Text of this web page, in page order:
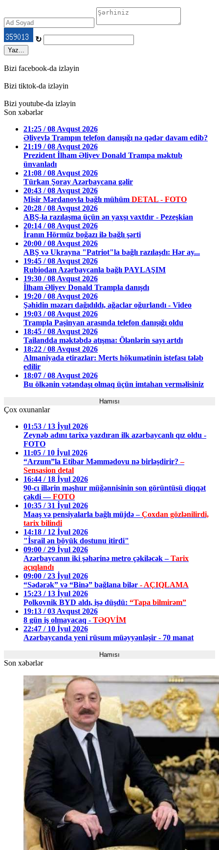
↻
Yaz...
Bizi facebook-da izləyin
Bizi tiktok-da izləyin
Bizi youtube-da izləyin
Son xəbərlər
21:25 / 08 Avqust 2026
Əliyevlə Trampın telefon danışığı nə qədər davam edib?
21:19 / 08 Avqust 2026
Prezident İlham Əliyev Donald Trampa məktub
ünvanladı
21:08 / 08 Avqust 2026
Türkan Şoray Azərbaycana gəlir
20:43 / 08 Avqust 2026
Misir Mərdanovla bağlı mühüm DETAL - FOTO
20:28 / 08 Avqust 2026
ABŞ-la razılaşma üçün ən yaxşı vaxtdır - Pezeşkian
20:14 / 08 Avqust 2026
İranın Hörmüz boğazı ilə bağlı şərti
20:00 / 08 Avqust 2026
ABŞ və Ukrayna "Patriot"la bağlı razılaşdı: Hər ay...
19:45 / 08 Avqust 2026
Rubiodan Azərbaycanla bağlı PAYLAŞIM
19:30 / 08 Avqust 2026
İlham Əliyev Donald Trampla danışdı
19:20 / 08 Avqust 2026
Şəhidin məzarı dağıdıldı, ağaclar oğurlandı - Video
19:03 / 08 Avqust 2026
Trampla Paşinyan arasında telefon danışığı oldu
18:45 / 08 Avqust 2026
Tailandda məktəbdə atışma: Ölənlərin sayı artdı
18:22 / 08 Avqust 2026
Almaniyada etirazlar: Merts hökumətinin istefası tələb
edilir
18:07 / 08 Avqust 2026
Bu ölkənin vətəndaşı olmaq üçün imtahan verməlisiniz
Hamısı
Çox oxunanlar
01:53 / 13 İyul 2026
Zeynəb adını tarixə yazdıran ilk azərbaycanlı qız oldu -
FOTO
11:05 / 10 İyul 2026
“Arzum”la Etibar Məmmədovu nə birləşdirir?–
Sensasion detal
16:44 / 18 İyul 2026
90-cı illərin məşhur müğənnisinin son görüntüsü diqqət
çəkdi —FOTO
10:35 / 31 İyul 2026
Maaş və pensiyalarla bağlı müjdə –Çoxdan gözlənilirdi,
tarix bilindi
14:18 / 12 İyul 2026
"İsrail ən böyük dostunu itirdi"
09:00 / 29 İyul 2026
Azərbaycanın iki şəhərinə metro çəkiləcək –Tarix
açıqlandı
09:00 / 23 İyul 2026
“Sədərək” və “Binə” bağlana bilər - AÇIQLAMA
15:23 / 13 İyul 2026
Polkovnik BYD aldı, işə düşdü: “Tapa bilmirəm”
19:13 / 03 Avqust 2026
8 gün iş olmayacaq - TƏQVİM
22:47 / 10 İyul 2026
Azərbaycanda yeni rüsum müəyyənləşir - 70 manat
Hamısı
Son xəbərlər